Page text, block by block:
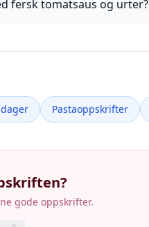
fersk tomatsaus og urter?
Pastaoppskrifter
gode oppskrifter.